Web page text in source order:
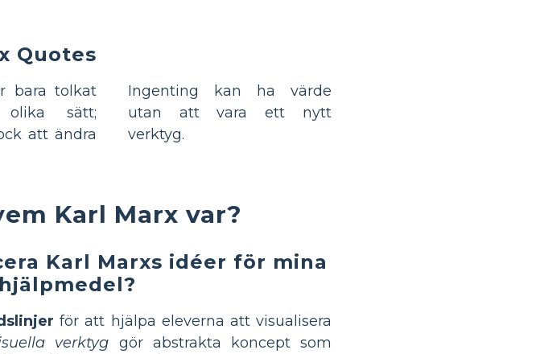
Quotes
bara tolkat
sätt;
att ändra
Ingenting kan ha värde
utan att vara ett nytt
verktyg.
Karl Marx var?
Karl Marxs idéer för mina
för att hjälpa eleverna att visualisera
verktyg gör abstrakta koncept som